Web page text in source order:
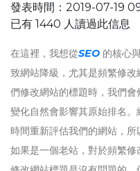
發表時間：2019-07-19
已有 1440 人讀過此信息
在這裡，我想從SEO 的核心
致網站降級，尤其是頻繁修改
們修改網站的標題時，我們
變化自然會影響其原始排名
時間重新評估我們的網站，
如果是一個老站，對於頻繁